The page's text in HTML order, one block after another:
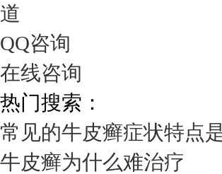
道
QQ咨询
在线咨询
热门搜索：
常见的牛皮癣症状特点
牛皮癣为什么难治疗